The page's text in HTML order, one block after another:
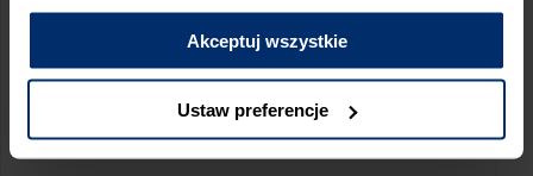
Akceptuj wszystkie
Ustaw preferencje
KALKULATOR ZUŻYCIA
Oblicz, jaką ilość produktów potrzebujesz,
aby perfekcyjnie wygładzić swoje ściany.